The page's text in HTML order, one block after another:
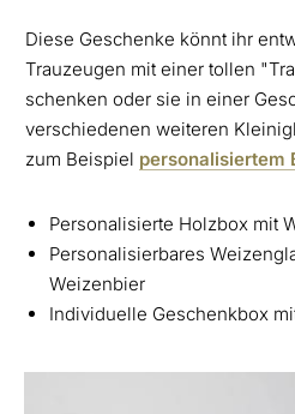
Diese Geschenke könnt ihr
Trauzeugen mit einer tollen
schenken oder sie in einer
verschiedenen weiteren
zum Beispiel personalisiertem
Personalisierte Holzbox mit
Personalisierbares
Weizenbier
Individuelle Geschenkbox